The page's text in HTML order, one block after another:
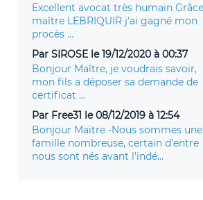
Excellent avocat très humain Grâce à
maître LEBRIQUIR j'ai gagné mon
procès ...
Par SIROSE le 19/12/2020 à 00:37
Bonjour Maître, je voudrais savoir,
mon fils a déposer sa demande de
certificat ...
Par Free31 le 08/12/2019 à 12:54
Bonjour Maitre -Nous sommes une
famille nombreuse, certain d'entre
nous sont nés avant l'indé...